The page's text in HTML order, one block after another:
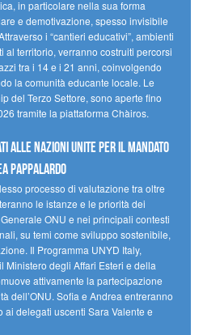
in particolare nella sua forma
e demotivazione, spesso invisibile
i “cantieri educativi”, ambienti
territorio, verranno costruiti percorsi
tra i 14 e i 21 anni, coinvolgendo
la comunità educante locale. Le
del Terzo Settore, sono aperte fino
tramite la piattaforma Chàiros.
alle Nazioni Unite per il mandato
Pappalardo
processo di valutazione tra oltre
le istanze e le priorità dei
ONU e nei principali contesti
su temi come sviluppo sostenibile,
Il Programma UNYD Italy,
Ministero degli Affari Esteri e della
attivamente la partecipazione
dell’ONU. Sofia e Andrea entreranno
delegati uscenti Sara Valente e